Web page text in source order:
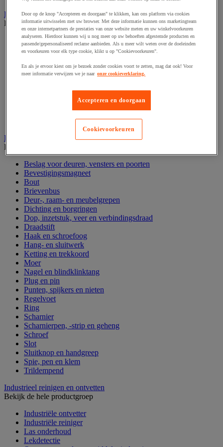
Handgereedschap
Bekijk de hele productgroep
Bankschroef, extractor en klem
Dop en ratel
Hamer en slagwerktuig
Momentsleutel en schroevendraaier
Snijmes, schaar en zaag
Vijl, schuurvel, schaaf
Hardware
Bekijk de hele productgroep
Beslag voor deuren, vensters en poorten
Bevestigingsmagneet
Bout
Brievenbus
Deur-, raam- en meubelgrepen
Dichting en borgringen
Dop, inzetstuk, veer en verbindingsdraad
Draadstift
Haak en schroefoog
Hang- en sluitwerk
Ketting en trekkoord
Moer
Nagel en blindklinktang
Plug en pin
Punten, spijkers en nieten
Regelvoet
Ring
Scharnier
Scharnierpen, -strip en geheng
Schroef
Slot
Sluitknop en handgreep
Spie, pen en klem
Trildempend
Industrieel reinigen en ontvetten
Bekijk de hele productgroep
Industriële ontvetter
Industriële reiniger
Las onderhoud
Lekdetectie
Door op de knop "Accepteren en doorgaan" te klikken, kan ons platform via cookies
informatie uitwisselen met uw browser. Met deze informatie kunnen ons marketingteam
en onze internetpartners de prestaties van onze website meten en uw winkelvoorkeuren
analyseren. Hierdoor kunnen wij u nog meer op uw behoeften afgestemde producten en
passende/gepersonaliseerd reclame aanbieden. Als u meer wilt weten over de doeleinden
en voorkeuren voor elk type cookie, klikt u op "Cookievoorkeuren".
En als je ervoor kiest om je bezoek zonder cookies voort te zetten, mag dat ook! Voor
meer informatie verwijzen we je naar onze cookieverklaring.
Accepteren en doorgaan
Cookievoorkeuren